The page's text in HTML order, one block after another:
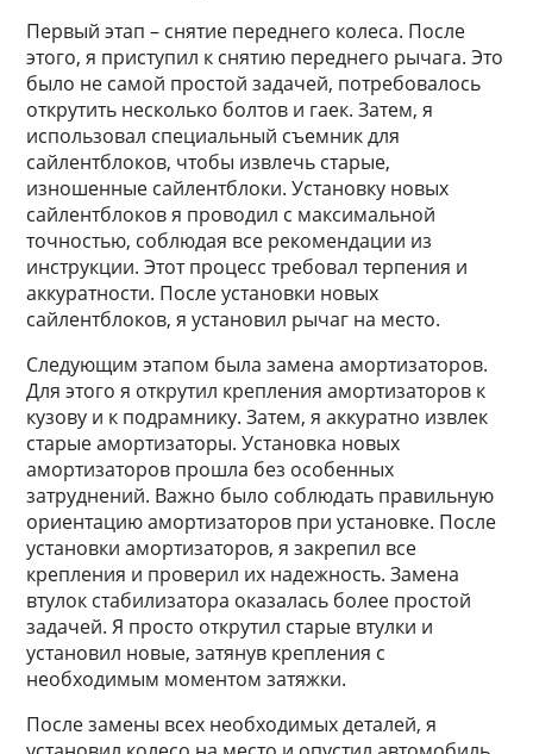
Первый этап – снятие переднего колеса. После
этого, я приступил к снятию переднего рычага. Это
было не самой простой задачей, потребовалось
открутить несколько болтов и гаек. Затем, я
использовал специальный съемник для
сайлентблоков, чтобы извлечь старые,
изношенные сайлентблоки. Установку новых
сайлентблоков я проводил с максимальной
точностью, соблюдая все рекомендации из
инструкции. Этот процесс требовал терпения и
аккуратности. После установки новых
сайлентблоков, я установил рычаг на место.
Следующим этапом была замена амортизаторов.
Для этого я открутил крепления амортизаторов к
кузову и к подрамнику. Затем, я аккуратно извлек
старые амортизаторы. Установка новых
амортизаторов прошла без особенных
затруднений. Важно было соблюдать правильную
ориентацию амортизаторов при установке. После
установки амортизаторов, я закрепил все
крепления и проверил их надежность. Замена
втулок стабилизатора оказалась более простой
задачей. Я просто открутил старые втулки и
установил новые, затянув крепления с
необходимым моментом затяжки.
После замены всех необходимых деталей, я